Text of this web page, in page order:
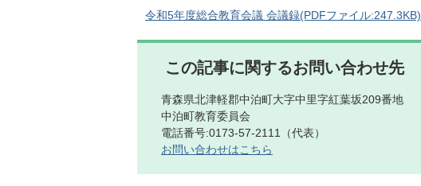
令和5年度総合教育会議 会議録(PDFファイル:247.3KB)
この記事に関するお問い合わせ先
青森県北津軽郡中泊町大字中里字紅葉坂209番地
中泊町教育委員会
電話番号:0173-57-2111（代表）
お問い合わせはこちら